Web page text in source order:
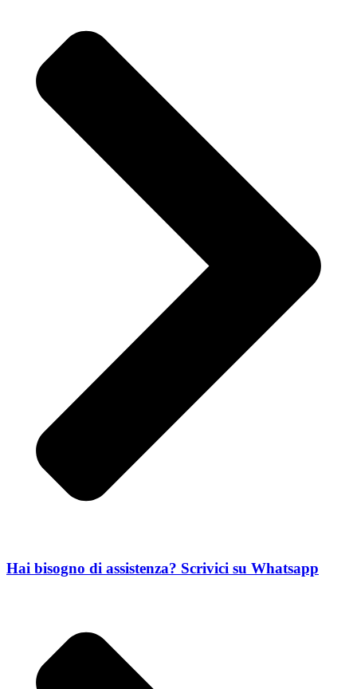
Hai bisogno di assistenza? Scrivici su Whatsapp